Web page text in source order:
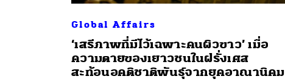
Global Affairs
‘เสรีภาพที่มีไว้เฉพาะคนผิวขาว’ เมื่อ
ความตายของเยาวชนในฝรั่งเศส
สะท้อนอคติชาติพันธุ์จากยุคอาณานิคม
ค้นหา